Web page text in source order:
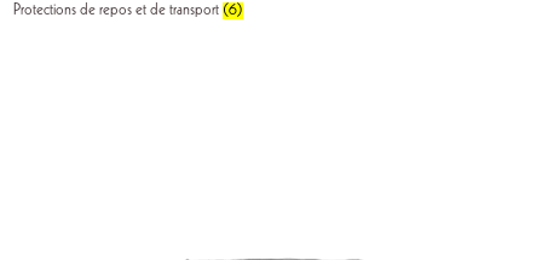
Protections de repos et de transport (6)